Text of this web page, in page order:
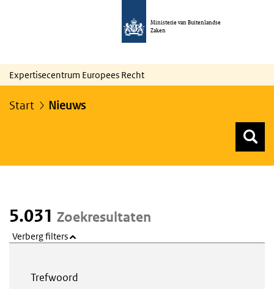
Ministerie van Buitenlandse
Zaken
Expertisecentrum Europees Recht
Start Nieuws
5.031 Zoekresultaten
Verberg filters
Trefwoord